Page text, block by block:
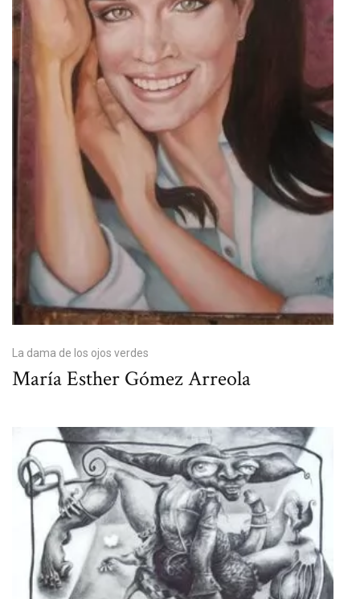
La dama de los ojos verdes
María Esther Gómez Arreola